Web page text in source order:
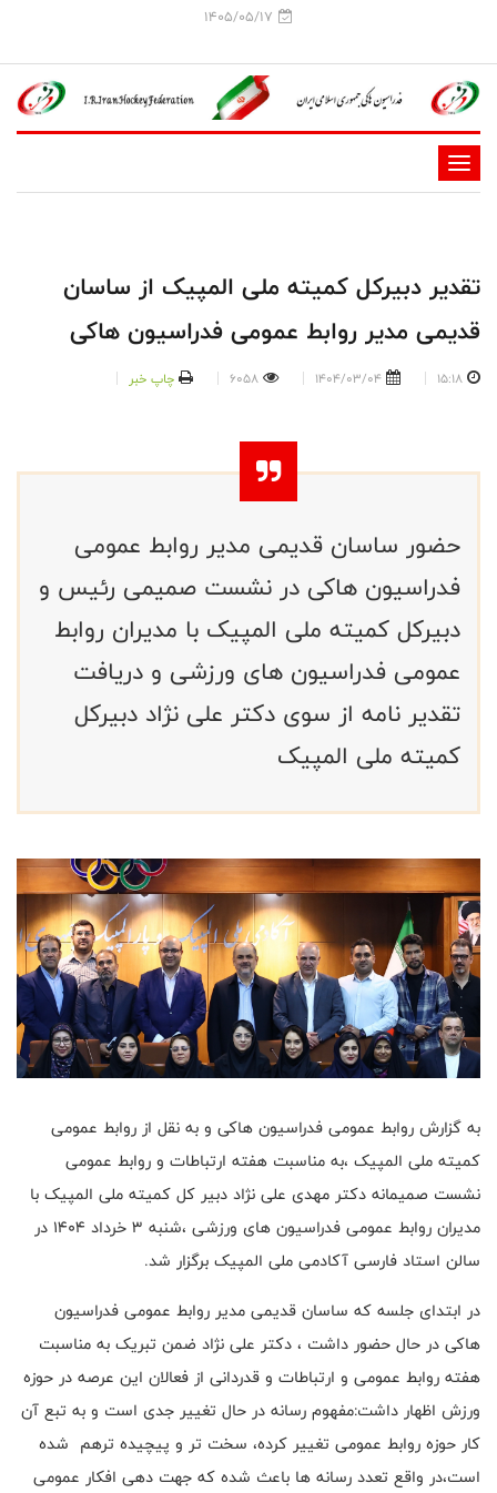
1405/05/17
-
-
-
-
تقدیر دبیرکل کمیته ملی المپیک از ساسان
قدیمی مدیر روابط عمومی فدراسیون هاکی
15:18
1404/03/04
6058 چاپ خبر
حضور ساسان قدیمی مدیر روابط عمومی
فدراسیون هاکی در نشست صمیمی رئیس و
دبیرکل کمیته ملی المپیک با مدیران روابط
عمومی فدراسیون های ورزشی و دریافت
تقدیر نامه از سوی دکتر علی نژاد دبیرکل
کمیته ملی المپیک
به گزارش روابط عمومی فدراسیون هاکی و به نقل از روابط عمومی
کمیته ملی المپیک ،به مناسبت هفته ارتباطات و روابط عمومی
نشست صمیمانه دکتر مهدی علی نژاد دبیر کل کمیته ملی المپیک با
مدیران روابط عمومی فدراسیون های ورزشی ،شنبه ۳ خرداد ۱۴۰۴ در
سالن استاد فارسی آکادمی ملی المپیک برگزار شد.
در ابتدای جلسه که ساسان قدیمی مدیر روابط عمومی فدراسیون
هاکی در حال حضور داشت ، دکتر علی نژاد ضمن تبریک به مناسبت
هفته روابط عمومی و ارتباطات و قدردانی از فعالان این عرصه در حوزه
ورزش اظهار داشت:مفهوم رسانه در حال تغییر جدی است ‌و به تبع آن
کار حوزه روابط عمومی تغییر کرده، سخت تر و پیچیده ترهم شده
است،در واقع تعدد رسانه ها باعث شده که جهت دهی افکار عمومی